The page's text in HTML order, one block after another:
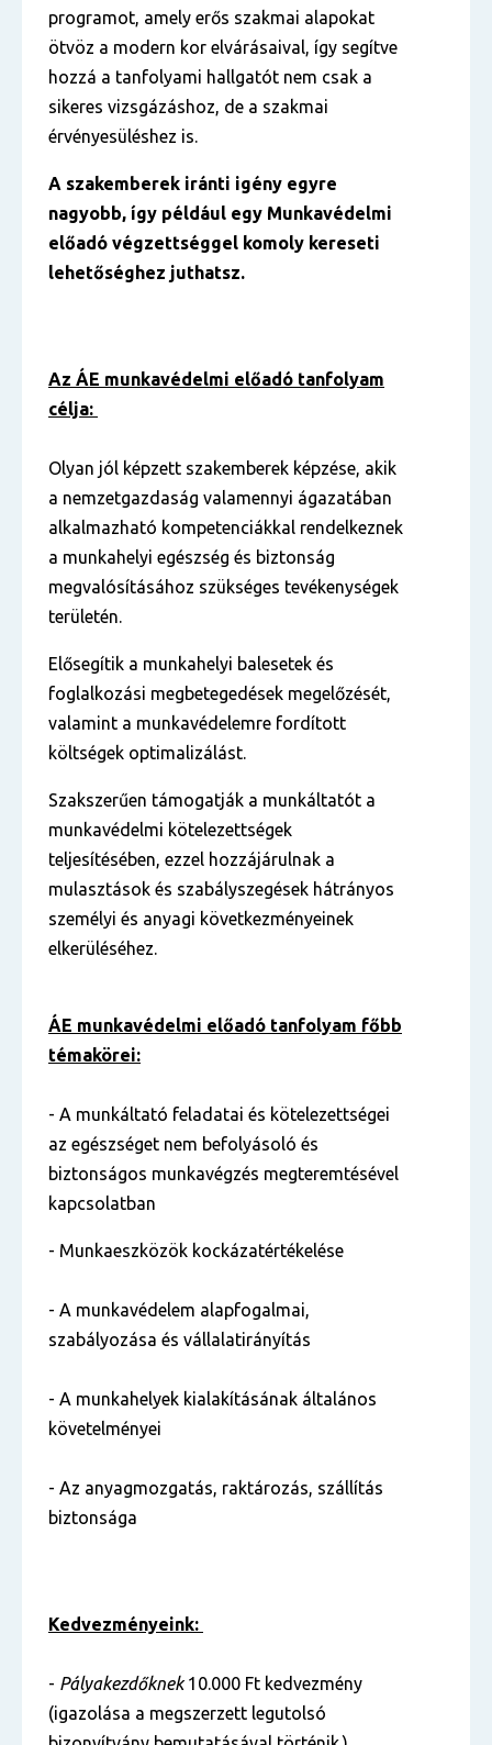
programot, amely erős szakmai alapokat
ötvöz a modern kor elvárásaival, így segítve
hozzá a tanfolyami hallgatót nem csak a
sikeres vizsgázáshoz, de a szakmai
érvényesüléshez is.
A szakemberek iránti igény egyre
nagyobb, így például egy Munkavédelmi
előadó végzettséggel komoly kereseti
lehetőséghez juthatsz.
Az ÁE munkavédelmi előadó tanfolyam
célja:
Olyan jól képzett szakemberek képzése, akik
a nemzetgazdaság valamennyi ágazatában
alkalmazható kompetenciákkal rendelkeznek
a munkahelyi egészség és biztonság
megvalósításához szükséges tevékenységek
területén.
Elősegítik a munkahelyi balesetek és
foglalkozási megbetegedések megelőzését,
valamint a munkavédelemre fordított
költségek optimalizálást.
Szakszerűen támogatják a munkáltatót a
munkavédelmi kötelezettségek
teljesítésében, ezzel hozzájárulnak a
mulasztások és szabályszegések hátrányos
személyi és anyagi következményeinek
elkerüléséhez.
ÁE munkavédelmi előadó tanfolyam főbb
témakörei:
- A munkáltató feladatai és kötelezettségei
az egészséget nem befolyásoló és
biztonságos munkavégzés megteremtésével
kapcsolatban
- Munkaeszközök kockázatértékelése
- A munkavédelem alapfogalmai,
szabályozása és vállalatirányítás
- A munkahelyek kialakításának általános
követelményei
- Az anyagmozgatás, raktározás, szállítás
biztonsága
Kedvezményeink:
- Pályakezdőknek10.000 Ft kedvezmény
(igazolása a megszerzett legutolsó